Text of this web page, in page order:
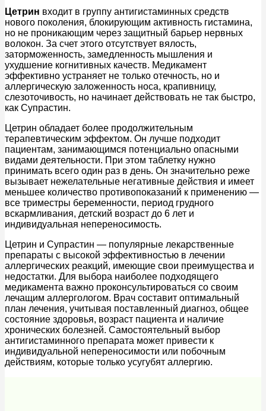
Цетрин входит в группу антигистаминных средств
нового поколения, блокирующим активность гистамина,
но не проникающим через защитный барьер нервных
волокон. За счет этого отсутствует вялость,
заторможенность, замедленность мышления и
ухудшение когнитивных качеств. Медикамент
эффективно устраняет не только отечность, но и
аллергическую заложенность носа, крапивницу,
слезоточивость, но начинает действовать не так быстро,
как Супрастин.
Цетрин обладает более продолжительным
терапевтическим эффектом. Он лучше подходит
пациентам, занимающимся потенциально опасными
видами деятельности. При этом таблетку нужно
принимать всего один раз в день. Он значительно реже
вызывает нежелательные негативные действия и имеет
меньшее количество противопоказаний к применению —
все триместры беременности, период грудного
вскармливания, детский возраст до 6 лет и
индивидуальная непереносимость.
Цетрин и Супрастин — популярные лекарственные
препараты с высокой эффективностью в лечении
аллергических реакций, имеющие свои преимущества и
недостатки. Для выбора наиболее подходящего
медикамента важно проконсультироваться со своим
лечащим аллергологом. Врач составит оптимальный
план лечения, учитывая поставленный диагноз, общее
состояние здоровья, возраст пациента и наличие
хронических болезней. Самостоятельный выбор
антигистаминного препарата может привести к
индивидуальной непереносимости или побочным
действиям, которые только усугубят аллергию.